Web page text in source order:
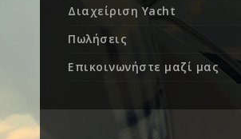
Διαχείριση Yacht
Πωλήσεις
Επικοινωνήστε μαζί μας